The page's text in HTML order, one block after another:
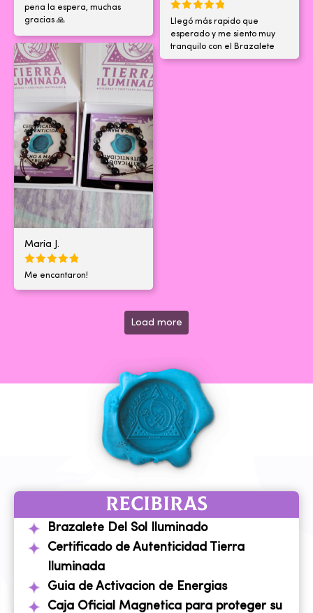
pena la espera, muchas
gracias 🙏
Llegó más rapido que
esperado y me siento muy
tranquilo con el Brazalete
Maria J.
Me encantaron!
Load more
RECIBIRAS
Brazalete Del Sol Iluminado
Certificado de Autenticidad Tierra
Iluminada
Guia de Activacion de Energias
Caja Oficial Magnetica para proteger su